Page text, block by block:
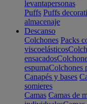
levantapersonas
Puffs Puffs
almacenaje
Descanso
Colchones Packs
viscoelásticos
ensacados
espumaColchones
Canapés y bases
somieres
Camas Camas de